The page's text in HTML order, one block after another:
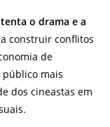
o drama e a
construir conflitos
de
mais
dos cineastas em